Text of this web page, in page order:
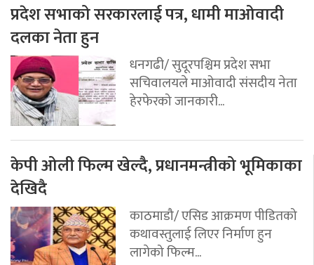
प्रदेश सभाको सरकारलाई पत्र, धामी माओवादी
दलका नेता हुन
धनगढी/ सुदूरपश्चिम प्रदेश सभा
सचिवालयले माओवादी संसदीय नेता
हेरफेरको जानकारी...
केपी ओली फिल्म खेल्दै, प्रधानमन्त्रीको भूमिकाका
देखिदै
काठमाडौ/ एसिड आक्रमण पीडितको
कथावस्तुलाई लिएर निर्माण हुन
लागेको फिल्म...